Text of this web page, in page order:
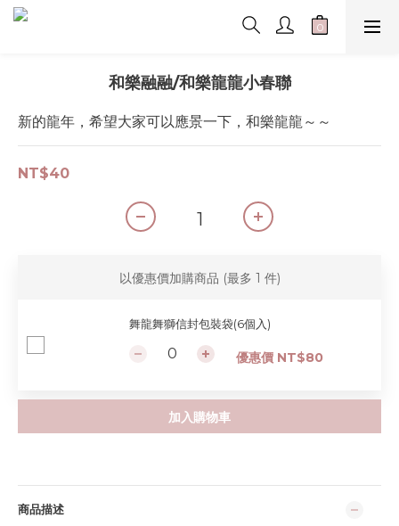
和樂融融/和樂龍龍小春聯
新的龍年，希望大家可以應景一下，和樂龍龍～～
NT$40
以優惠價加購商品 (最多 1 件)
舞龍舞獅信封包裝袋(6個入)
優惠價 NT$80
加入購物車
商品描述